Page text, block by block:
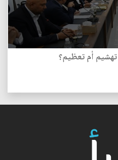
تهشيم أم تعظيم؟